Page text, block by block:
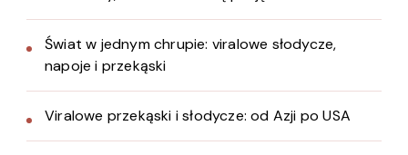
Świat w jednym chrupie: viralowe słodycze,
napoje i przekąski
Viralowe przekąski i słodycze: od Azji po USA